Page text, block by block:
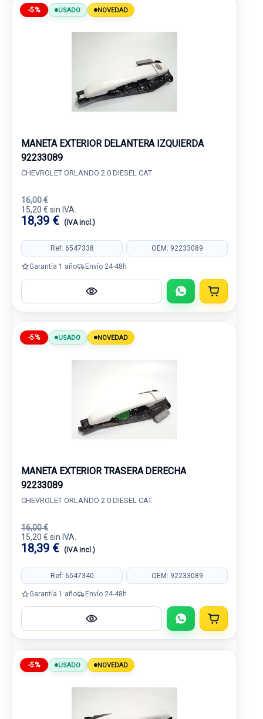
-5% USADO NOVEDAD
MANETA EXTERIOR DELANTERA IZQUIERDA
92233089
CHEVROLET ORLANDO 2.0 DIESEL CAT
16,00 €
15,20 € sin IVA.
18,39 € (IVA incl.)
Ref: 6547338 OEM: 92233089
Garantía 1 año Envío 24-48h
-5% USADO NOVEDAD
MANETA EXTERIOR TRASERA DERECHA
92233089
CHEVROLET ORLANDO 2.0 DIESEL CAT
16,00 €
15,20 € sin IVA.
18,39 € (IVA incl.)
Ref: 6547340 OEM: 92233089
Garantía 1 año Envío 24-48h
-5% USADO NOVEDAD